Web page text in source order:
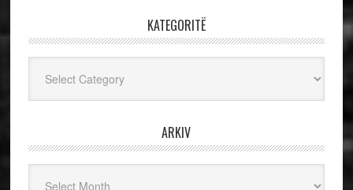
KATEGORITË
ARKIV